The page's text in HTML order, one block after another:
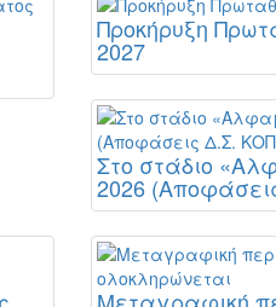
Προκήρυξη
2027
Στο στάδιο
2026